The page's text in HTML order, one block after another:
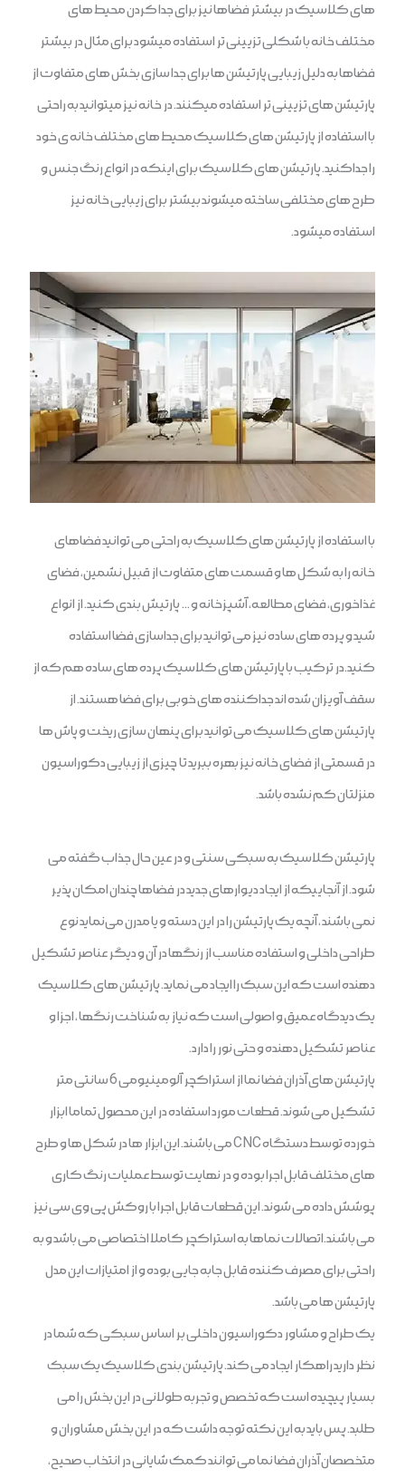
های کلاسیک در بیشتر فضاها نیز برای جدا کردن محیط های
مختلف خانه با شکلی تزیینی تر استفاده میشود برای مثال در بیشتر
فضاها به دلیل زیبایی پارتیشن ها برای جدا سازی بخش های متفاوت از
پارتیشن های تزیینی تر استفاده میکنند. در خانه نیز میتوانید به راحتی
با استفاده از پارتیشن های کلاسیک محیط های مختلف خانه ی خود
را جداکنید. پارتیشن های کلاسیک برای اینکه در انواع رنگ جنس و
طرح های مختلفی ساخته میشوند بیشتر برای زیبایی خانه نیز
استفاده میشود.
با استفاده از پارتیشن های کلاسیک به راحتی می توانید فضاهای
خانه را به شکل ها و قسمت های متفاوت از قبیل نشمین، فضای
غذاخوری، فضای مطالعه، آشپزخانه و … پارتیش بندی کنید. از انواع
شید و پرده های ساده نیز می توانید برای جداسازی فضا استفاده
کنید.در ترکیب با پارتیشن های کلاسیک پرده های ساده هم که از
سقف آویزان شده اند جداکننده های خوبی برای فضا هستند. از
پارتیشن های کلاسیک می توانید برای پنهان سازی ریخت و پاش ها
در قسمتی از فضای خانه نیز بهره ببرید تا چیزی از زیبایی دکوراسیون
منزلتان کم نشده باشد.
پارتیشن کلاسیک به سبکی سنتی و در عین حال جذاب گفته می
شود. از آنجاییکه از ایجاد دیوارهای جدید در فضاها چندان امکان پذیر
نمی باشند ، آنچه یک پارتیشن را در این دسته و یا مدرن می‌نماید نوع
طراحی داخلی و استفاده مناسب از رنگها در آن و دیگر عناصر تشکیل
دهنده است که این سبک را ایجاد می نماید. پارتیشن های کلاسیک
یک دیدگاه عمیق و اصولی است که نیاز به شناخت رنگها ، اجزا و
عناصر تشکیل دهنده و حتی نور را دارد.
پارتیشن های آذران فضا نما از استراکچر آلومینیومی 6 سانتی متر
تشکیل می شوند. قطعات مورد استفاده در این محصول تماما ابزار
خورده توسط دستگاه CNC می باشند. این ابزار ها در شکل ها و طرح
های مختلف قابل اجرا بوده و در نهایت توسط عملیات رنگ کاری
پوشش داده می شوند. این قطعات قابل اجرا با روکش پی وی سی نیز
می باشند.اتصالات نماها به استراکچر کاملا اختصاصی می باشد و به
راحتی برای مصرف کننده قابل جابه جایی بوده و از امتیازات این مدل
پارتیشن ها می باشد.
یک طراح و مشاور دکوراسیون داخلی بر اساس سبکی که شما در
نظر دارید راهکار ایجاد می کند. پارتیشن بندی کلاسیک یک سبک
بسیار پیچیده است که تخصص و تجربه طولانی در این بخش را می
طلبد. پس باید به این نکته توجه داشت که در این بخش مشاوران و
متخصصان آذران فضا نما می توانند کمک شایانی در انتخاب صحیح،